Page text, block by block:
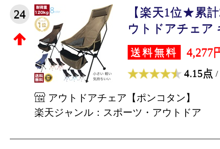
24
【楽天1位★累
ウトドアチェア
送料無料 4,277
4.15点 /
アウトドアチェア【ポンコタン】
楽天ジャンル：スポーツ・アウトドア